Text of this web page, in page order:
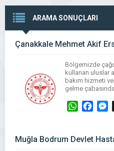
ARAMA SONUÇLARI
Çanakkale Mehmet Akif
Bölgemizde
kullanan uluslar
bakım hizmeti
gelme
WhatsApp
Muğla Bodrum Devlet